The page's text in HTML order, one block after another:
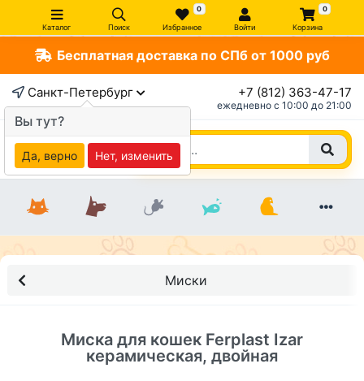
Каталог Поиск
0
Избранное Войти
0
Корзина
Бесплатная доставка по СПб от 1000 руб
Санкт-Петербург +7 (812) 363-47-17
ежедневно c 10:00 до 21:00
Миски
Миска для кошек Ferplast Izar
керамическая, двойная
Вы тут?
Да, верно Нет, изменить